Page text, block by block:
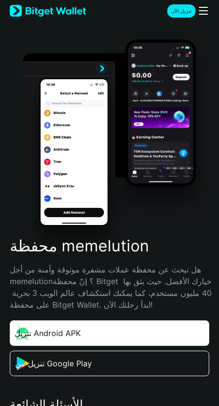
English
日本語
Türkçe
Português (Portugal)
Bahasa Indonesia
Português (Brasil)
Español (Argentina)
تنزيل الآن
محفظة memelution
هل تبحث عن محفظة عملات مشفرة موثوقة وآمنة من أجل
memelution؟ إنّ محفظة Bitget خيارك الأفضل. حيث يثق بها
على محفظة Bitget Wallet. ابدأ رحلتك الآن!
تنزيل Android APK
تنزيل من Google Play